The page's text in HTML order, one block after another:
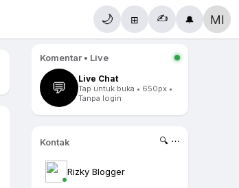
🌙 ⊞ ✍️ 🔔
Komentar • Live
💬
Live Chat
Tap untuk buka • 650px •
Tanpa login
Kontak 🔍 ⋯
Rizky Blogger